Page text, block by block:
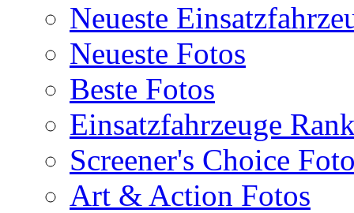
Neueste
Neueste Fotos
Beste Fotos
Einsatzfahrzeuge
Screener's Choice
Art & Action Fotos